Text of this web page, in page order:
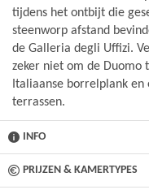
tijdens het ontbijt die
steenworp afstand
de Galleria degli Uffizi.
zeker niet om de Duomo
Italiaanse borrelplank
terrassen.
INFO
PRIJZEN & KAMERTYPES